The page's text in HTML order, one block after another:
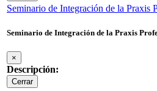
Seminario de Integración de la Praxis
Seminario de Integración de la Praxis
×
Descripción:
Cerrar